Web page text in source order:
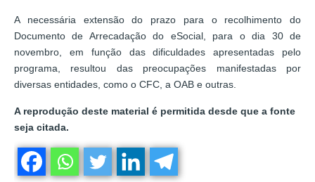
A necessária extensão do prazo para o recolhimento do
Documento de Arrecadação do eSocial, para o dia 30 de
novembro, em função das dificuldades apresentadas pelo
programa, resultou das preocupações manifestadas por
diversas entidades, como o CFC, a OAB e outras.
A reprodução deste material é permitida desde que a fonte
seja citada.